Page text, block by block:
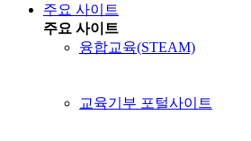
주요 사이트
주요 사이트
융합교육(STEAM)
교육기부 포털사이트